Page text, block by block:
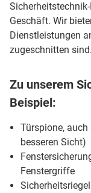
Geschäft. Wir
Dienstleistungen
zugeschnitten sind.
Zu unserem
Beispiel:
Türspione,
besseren Sicht)
Fenstergriffe